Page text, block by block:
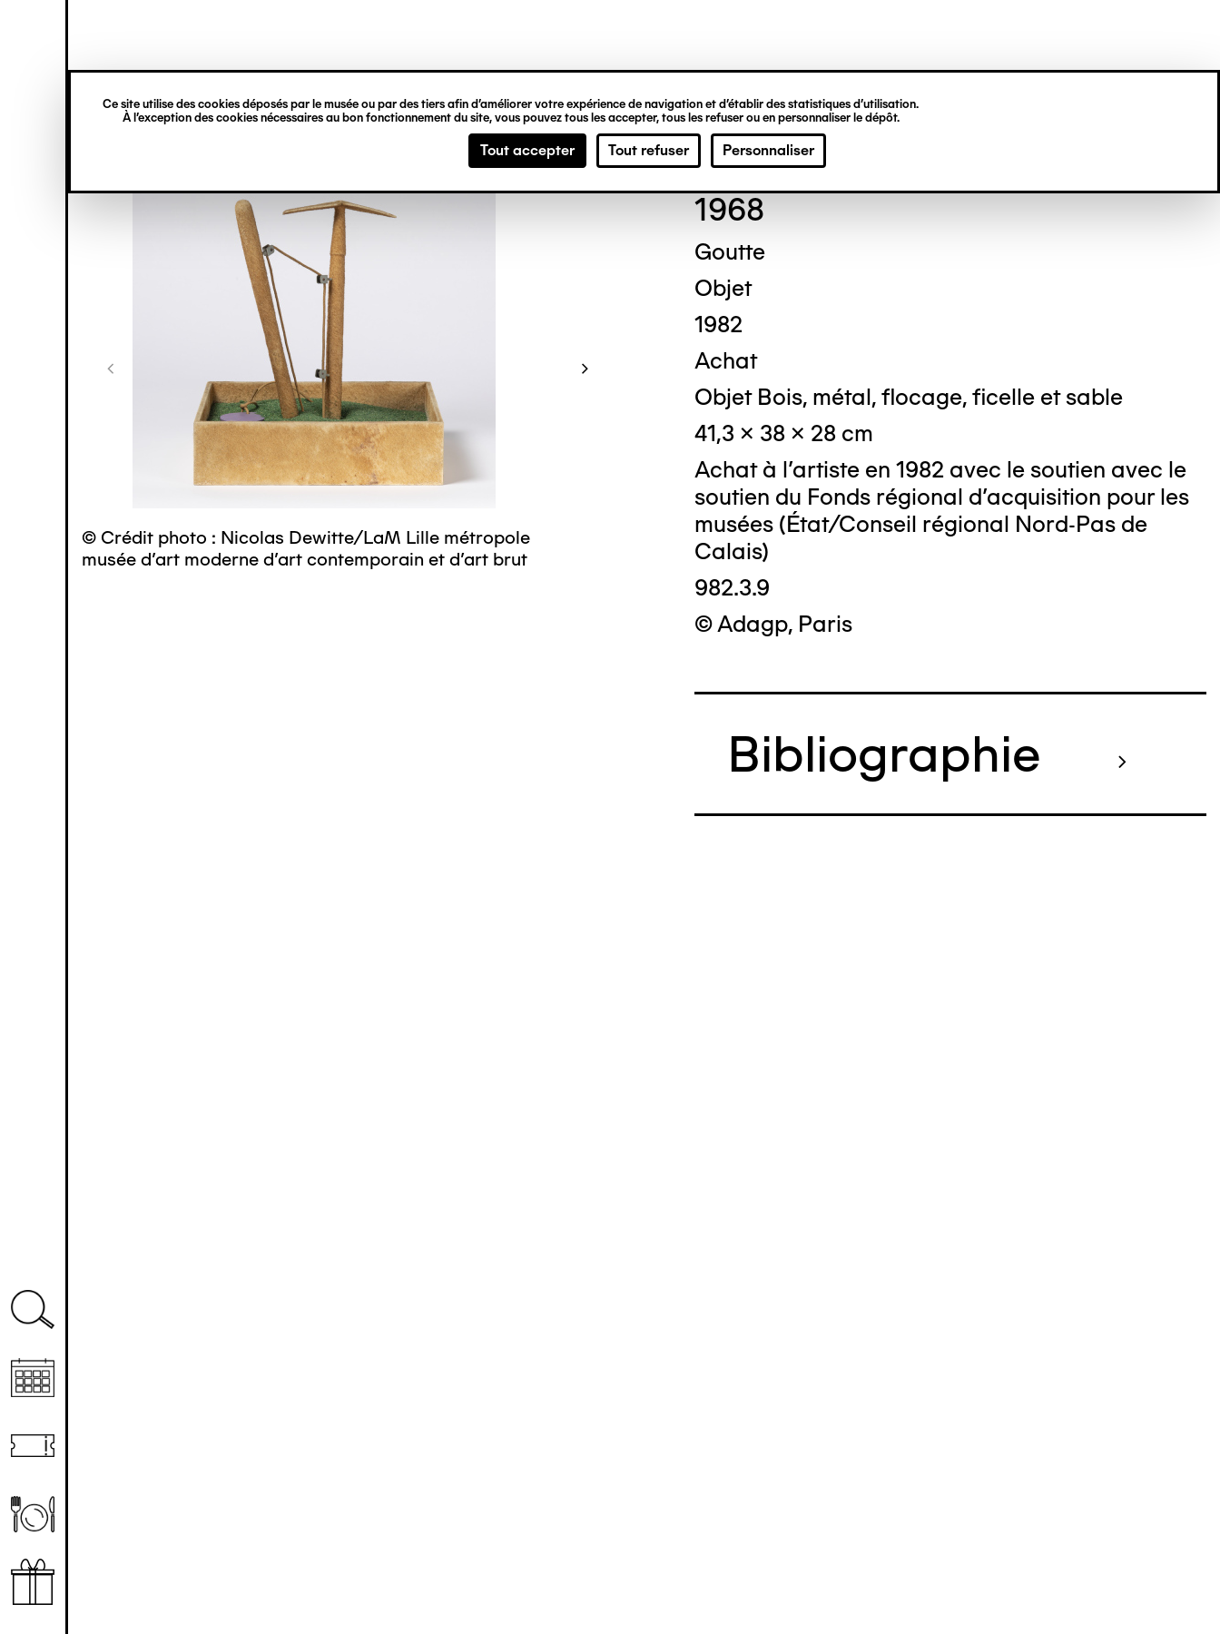
Ce site utilise des cookies déposés par le musée ou par des tiers afin d’améliorer votre expérience de navigation et d’établir des statistiques d’utilisation.
À l’exception des cookies nécessaires au bon fonctionnement du site, vous pouvez tous les accepter, tous les refuser ou en personnaliser le dépôt.
Tout accepter Tout refuser Personnaliser
principal
verticale
© Crédit photo : Nicolas Dewitte/LaM Lille métropole
musée d’art moderne d’art contemporain et d’art brut
© Crédit photo : Nicolas Dewitte/LaM Lille métropole
musée d’art moderne d’art contemporain et d’art brut
Hervé TÉLÉMAQUE
1968
Goutte
Objet
1982
Achat
Objet Bois, métal, flocage, ficelle et sable
41,3 x 38 x 28 cm
Achat à l'artiste en 1982 avec le soutien avec le
soutien du Fonds régional d'acquisition pour les
musées (État/Conseil régional Nord-Pas de
Calais)
982.3.9
© Adagp, Paris
Bibliographie